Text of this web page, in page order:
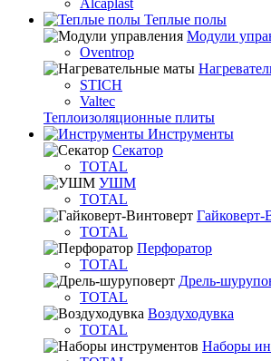
Alcaplast
Теплые полы
Модули
Oventrop
STICH
Valtec
Теплоизоляционные плиты
Инструменты
Секатор
TOTAL
УШМ
TOTAL
Гайковерт-
TOTAL
Перфоратор
TOTAL
Дрель-
TOTAL
Воздуходувка
TOTAL
Наборы